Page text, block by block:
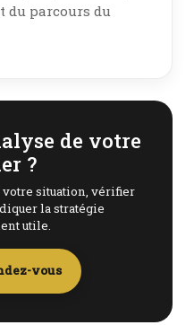
du parcours du
de votre
?
situation, vérifier
la stratégie
utile.
vous